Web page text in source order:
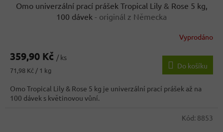
Omo univerzální prací prášek Tropical Lily & Rose 5 kg,
100 dávek - originál z Německa
Vyprodáno
359,90 Kč / ks
Měrná
71,98 Kč / 1 kg
Do košíku
Omo Tropical Lily & Rose 5 kg je univerzální prací prášek až na
100 dávek s květinovou vůní.
Kód: 8853